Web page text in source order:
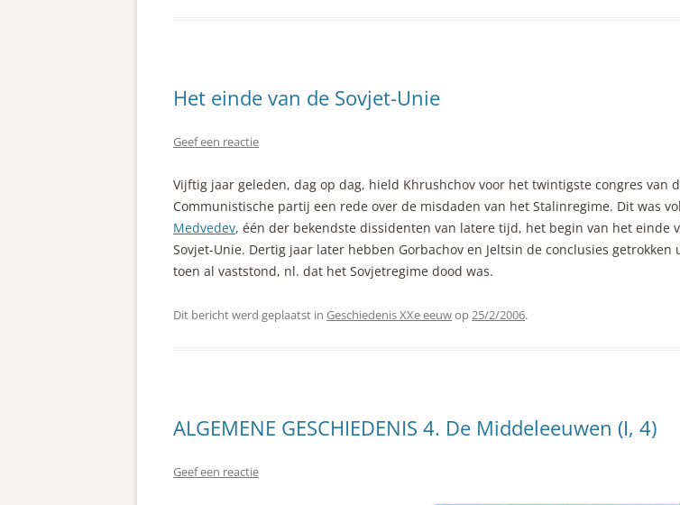
Het einde van de Sovjet-Unie
Geef een reactie
Vijftig jaar geleden, dag op dag, hield Khrushchov voor het twintigste congres van
Communistische partij een rede over de misdaden van het Stalinregime. Dit was
Medvedev, één der bekendste dissidenten van latere tijd, het begin van het einde
Sovjet-Unie. Dertig jaar later hebben Gorbachov en Jeltsin de conclusies getrokken
toen al vaststond, nl. dat het Sovjetregime dood was.
Dit bericht werd geplaatst in Geschiedenis XXe eeuwop25/2/2006.
ALGEMENE GESCHIEDENIS 4. De Middeleeuwen (I, 4)
Geef een reactie